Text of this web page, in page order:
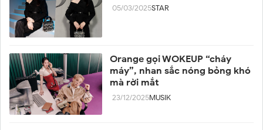
05/03/2025STAR
Orange gọi WOKEUP “cháy
máy”, nhan sắc nóng bỏng khó
mà rời mắt
23/12/2025MUSIK